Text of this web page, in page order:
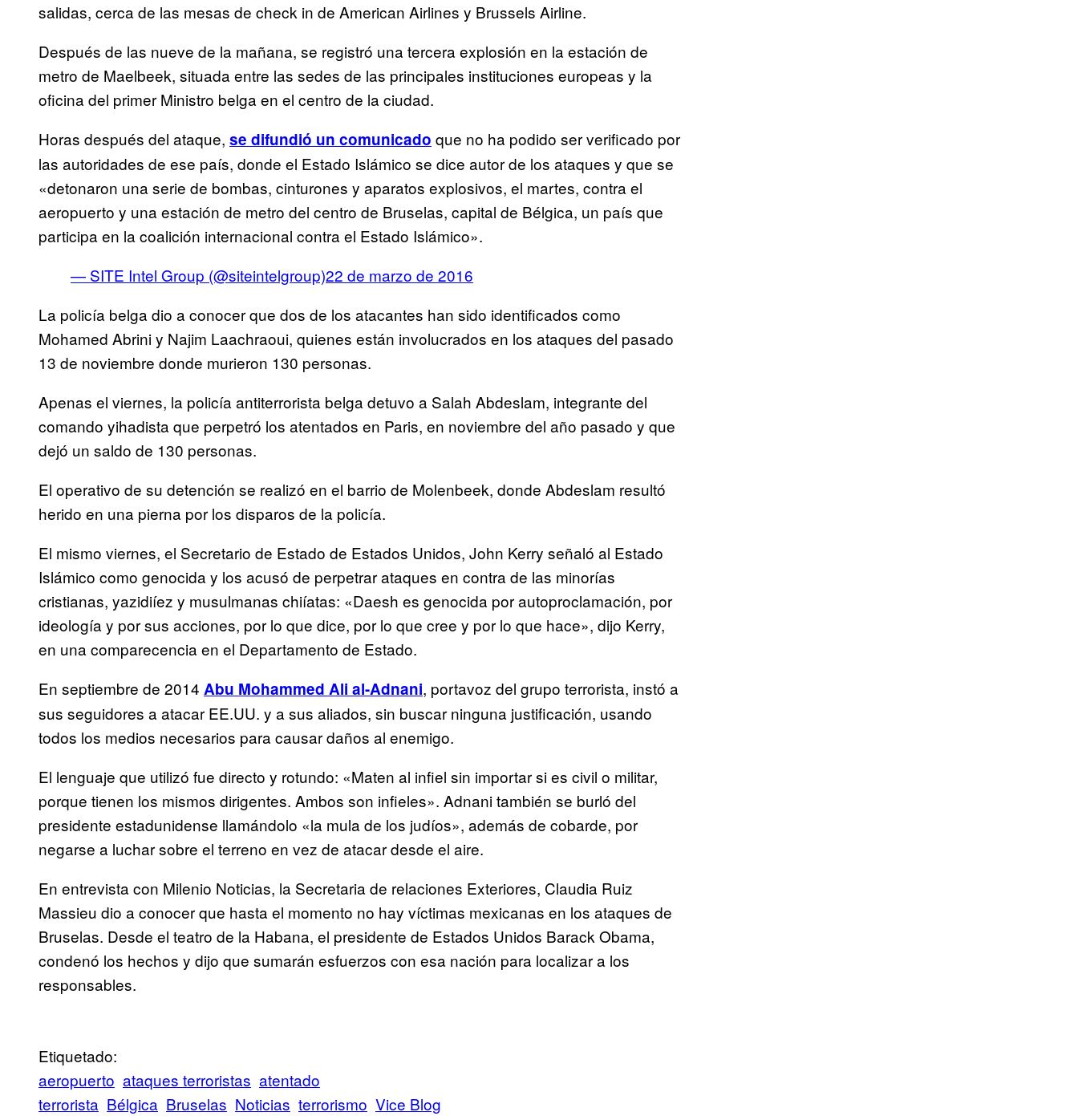
salidas, cerca de las mesas de check in de American Airlines y Brussels Airline.
Después de las nueve de la mañana, se registró una tercera explosión en la estación de
metro de Maelbeek, situada entre las sedes de las principales instituciones europeas y la
oficina del primer Ministro belga en el centro de la ciudad.
Horas después del ataque, se difundió un comunicado que no ha podido ser verificado por
las autoridades de ese país, donde el Estado Islámico se dice autor de los ataques y que se
«detonaron una serie de bombas, cinturones y aparatos explosivos, el martes, contra el
aeropuerto y una estación de metro del centro de Bruselas, capital de Bélgica, un país que
participa en la coalición internacional contra el Estado Islámico».
— SITE Intel Group (@siteintelgroup)22 de marzo de 2016
La policía belga dio a conocer que dos de los atacantes han sido identificados como
Mohamed Abrini y Najim Laachraoui, quienes están involucrados en los ataques del pasado
13 de noviembre donde murieron 130 personas.
Apenas el viernes, la policía antiterrorista belga detuvo a Salah Abdeslam, integrante del
comando yihadista que perpetró los atentados en Paris, en noviembre del año pasado y que
dejó un saldo de 130 personas.
El operativo de su detención se realizó en el barrio de Molenbeek, donde Abdeslam resultó
herido en una pierna por los disparos de la policía.
El mismo viernes, el Secretario de Estado de Estados Unidos, John Kerry señaló al Estado
Islámico como genocida y los acusó de perpetrar ataques en contra de las minorías
cristianas, yazidiíez y musulmanas chiíatas: «Daesh es genocida por autoproclamación, por
ideología y por sus acciones, por lo que dice, por lo que cree y por lo que hace», dijo Kerry,
en una comparecencia en el Departamento de Estado.
En septiembre de 2014 Abu Mohammed Ali al-Adnani, portavoz del grupo terrorista, instó a
sus seguidores a atacar EE.UU. y a sus aliados, sin buscar ninguna justificación, usando
todos los medios necesarios para causar daños al enemigo.
El lenguaje que utilizó fue directo y rotundo: «Maten al infiel sin importar si es civil o militar,
porque tienen los mismos dirigentes. Ambos son infieles». Adnani también se burló del
presidente estadunidense llamándolo «la mula de los judíos», además de cobarde, por
negarse a luchar sobre el terreno en vez de atacar desde el aire.
En entrevista con Milenio Noticias, la Secretaria de relaciones Exteriores, Claudia Ruiz
Massieu dio a conocer que hasta el momento no hay víctimas mexicanas en los ataques de
Bruselas. Desde el teatro de la Habana, el presidente de Estados Unidos Barack Obama,
condenó los hechos y dijo que sumarán esfuerzos con esa nación para localizar a los
responsables.
Etiquetado:
aeropuerto ataques terroristas atentado
terrorista Bélgica Bruselas Noticias terrorismo Vice Blog